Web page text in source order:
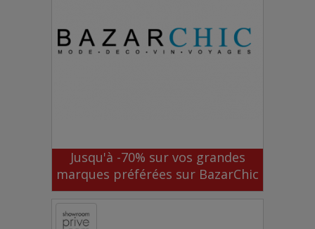
Jusqu'à -70% sur vos grandes
marques préférées sur BazarChic